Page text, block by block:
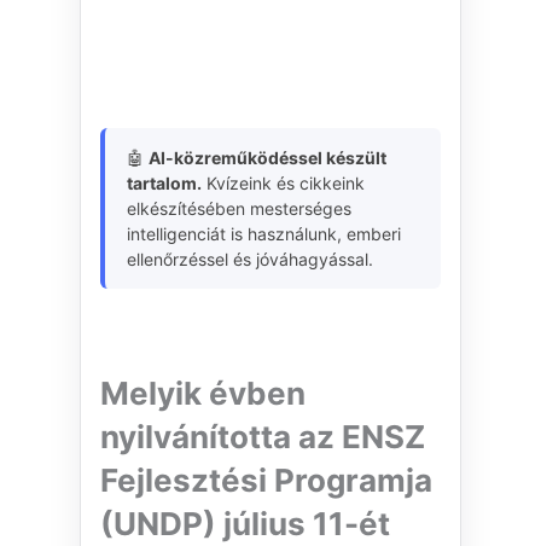
🤖 AI-közreműködéssel készült
tartalom. Kvízeink és cikkeink
elkészítésében mesterséges
intelligenciát is használunk, emberi
ellenőrzéssel és jóváhagyással.
Melyik évben
nyilvánította az ENSZ
Fejlesztési Programja
(UNDP) július 11-ét